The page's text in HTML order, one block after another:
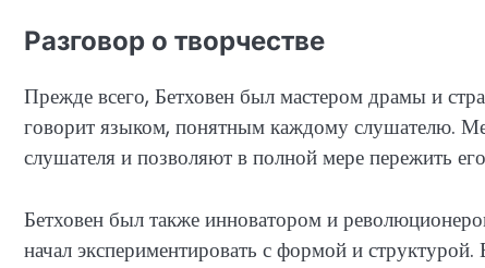
Разговор о творчестве
Прежде всего, Бетховен был мастером драмы и
говорит языком, понятным каждому слушателю.
слушателя и позволяют в полной мере пережить
Бетховен был также инноватором и
начал экспериментировать с формой и